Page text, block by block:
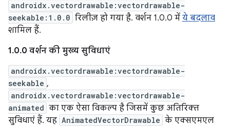
androidx.vectordrawable:vectordrawable-
seekable:1.0.0 रिलीज़ हो गया है. वर्शन 1.0.0 में ये बदलाव
शामिल हैं.
1.0.0 वर्शन की मुख्य सुविधाएं
androidx.vectordrawable:vectordrawable-
seekable ,
androidx.vectordrawable:vectordrawable-
animated का एक ऐसा विकल्प है जिसमें कुछ अतिरिक्त
सुविधाएं हैं. यह AnimatedVectorDrawable के एक्सएमएल